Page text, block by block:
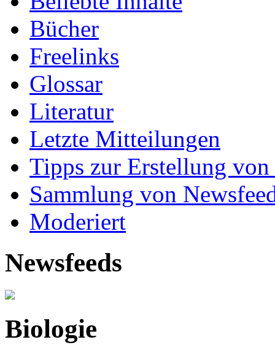
Bücher
Freelinks
Glossar
Literatur
Letzte Mitteilungen
Tipps zur Erstellung
Sammlung von
Moderiert
Newsfeeds
Biologie